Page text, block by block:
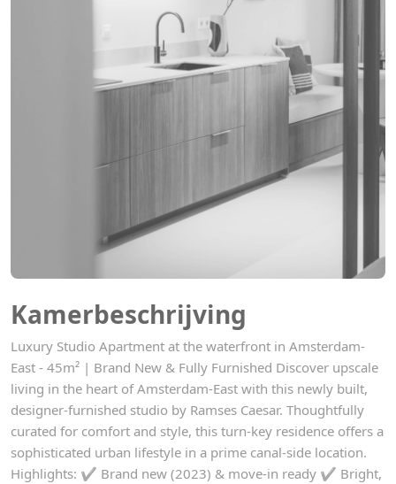
Kamerbeschrijving
Luxury Studio Apartment at the waterfront in Amsterdam-
East - 45m² | Brand New & Fully Furnished Discover upscale
living in the heart of Amsterdam-East with this newly built,
designer-furnished studio by Ramses Caesar. Thoughtfully
curated for comfort and style, this turn-key residence offers a
sophisticated urban lifestyle in a prime canal-side location.
Highlights: ✔ Brand new (2023) & move-in ready ✔ Bright,